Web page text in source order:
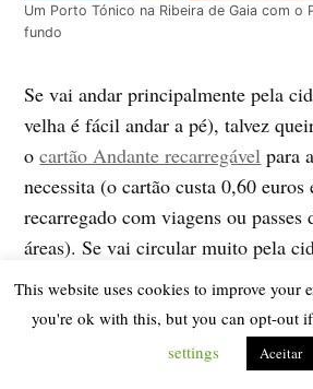
Um Porto Tónico na Ribeira de Gaia com o
fundo
Se vai andar principalmente pela
velha é fácil andar a pé), talvez
ocartão Andante recarregável para
necessita (o cartão custa 0,60 euros
recarregado com viagens ou
áreas). Se vai circular muito pela
a pena comprar
o Porto Card
(por
acesso
muitos dos lugares mais
This website uses cookies to improve your
you're ok with this, but you can opt-out
settings
Aceitar